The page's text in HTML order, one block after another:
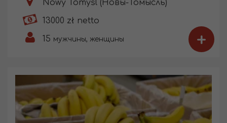
Nowy Tomyśl (Новы-Томысль)
13000 zł netto
15 мужчины, женщины +